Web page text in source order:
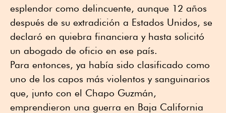
esplendor como delincuente, aunque 12 años
después de su extradición a Estados Unidos, se
declaró en quiebra financiera y hasta solicitó
un abogado de oficio en ese país.
Para entonces, ya había sido clasificado como
uno de los capos más violentos y sanguinarios
que, junto con el Chapo Guzmán,
emprendieron una guerra en Baja California